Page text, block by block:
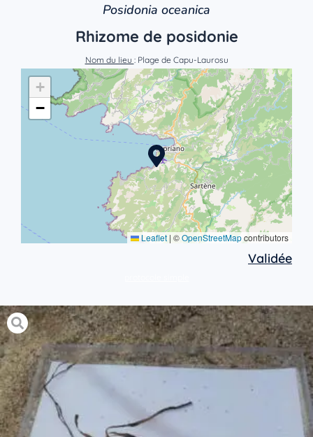
Posidonia oceanica
Rhizome de posidonie
Nom du lieu : Plage de Capu-Laurosu
+
−
Leaflet | ©OpenStreetMapcontributors
Validée